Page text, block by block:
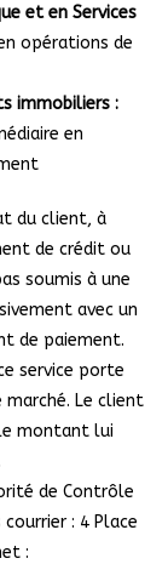
et en Services
opérations de
immobiliers :
en
du client, à
de crédit ou
soumis à une
avec un
de paiement.
service porte
marché. Le client
montant lui
de Contrôle
: 4 Place
: